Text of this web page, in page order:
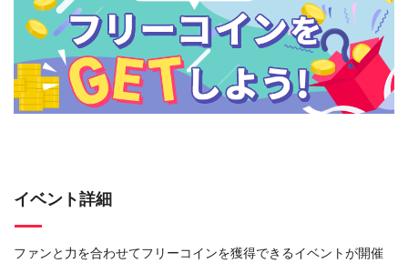
イベント詳細
ファンと力を合わせてフリーコインを獲得できるイベントが開催